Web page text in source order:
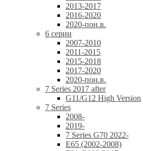
2013-2017
2016-2020
2020-пон.в.
6 серии
2007-2010
2011-2015
2015-2018
2017-2020
2020-пон.в.
7 Series 2017 after
G11/G12 High Version
7 Series
2008-
2019-
7 Series G70 2022-
E65 (2002-2008)